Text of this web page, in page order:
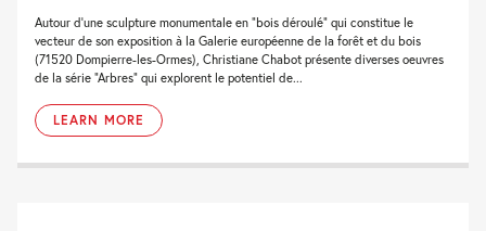
Autour d’une sculpture monumentale en “bois déroulé” qui constitue le
vecteur de son exposition à la Galerie européenne de la forêt et du bois
(71520 Dompierre-les-Ormes), Christiane Chabot présente diverses oeuvres
de la série “Arbres” qui explorent le potentiel de...
LEARN MORE